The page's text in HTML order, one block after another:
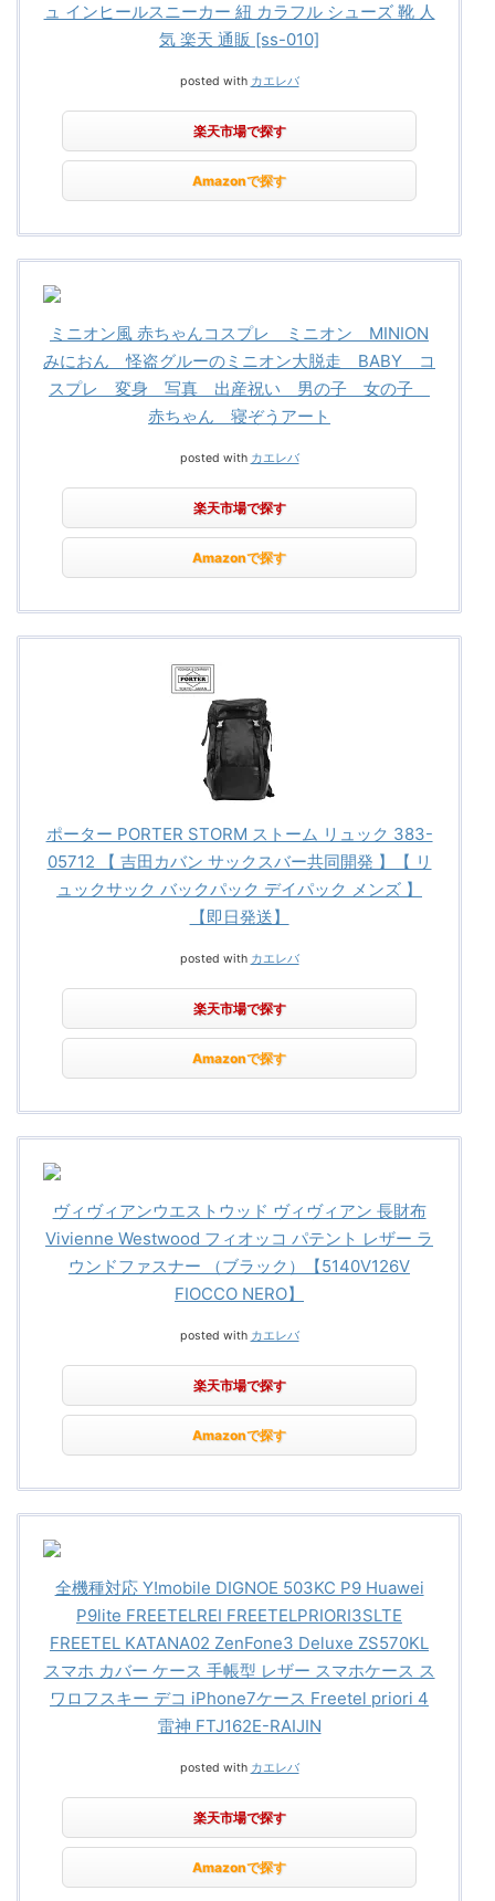
ュ インヒールスニーカー 紐 カラフル シューズ 靴 人
気 楽天 通販 [ss-010]
posted with カエレバ
楽天市場で探す
Amazonで探す
ミニオン風 赤ちゃんコスプレ ミニオン MINION
みにおん 怪盗グルーのミニオン大脱走 BABY コ
スプレ 変身 写真 出産祝い 男の子 女の子
赤ちゃん 寝ぞうアート
posted with カエレバ
楽天市場で探す
Amazonで探す
ポーター PORTER STORM ストーム リュック 383-
05712 【 吉田カバン サックスバー共同開発 】【 リ
ュックサック バックパック デイパック メンズ 】
【即日発送】
posted with カエレバ
楽天市場で探す
Amazonで探す
ヴィヴィアンウエストウッド ヴィヴィアン 長財布
Vivienne Westwood フィオッコ パテント レザー ラ
ウンドファスナー （ブラック）【5140V126V
FIOCCO NERO】
posted with カエレバ
楽天市場で探す
Amazonで探す
全機種対応 Y!mobile DIGNOE 503KC P9 Huawei
P9lite FREETELREI FREETELPRIORI3SLTE
FREETEL KATANA02 ZenFone3 Deluxe ZS570KL
スマホ カバー ケース 手帳型 レザー スマホケース ス
ワロフスキー デコ iPhone7ケース Freetel priori 4
雷神 FTJ162E-RAIJIN
posted with カエレバ
楽天市場で探す
Amazonで探す